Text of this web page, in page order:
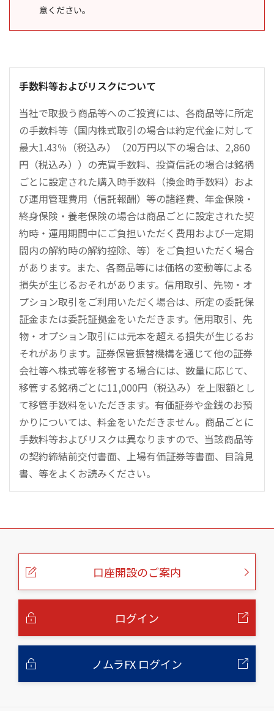
意ください。
手数料等およびリスクについて
当社で取扱う商品等へのご投資には、各商品等に所定
の手数料等（国内株式取引の場合は約定代金に対して
最大1.43％（税込み）（20万円以下の場合は、2,860
円（税込み））の売買手数料、投資信託の場合は銘柄
ごとに設定された購入時手数料（換金時手数料）およ
び運用管理費用（信託報酬）等の諸経費、年金保険・
終身保険・養老保険の場合は商品ごとに設定された契
約時・運用期間中にご負担いただく費用および一定期
間内の解約時の解約控除、等）をご負担いただく場合
があります。また、各商品等には価格の変動等による
損失が生じるおそれがあります。信用取引、先物・オ
プション取引をご利用いただく場合は、所定の委託保
証金または委託証拠金をいただきます。信用取引、先
物・オプション取引には元本を超える損失が生じるお
それがあります。証券保管振替機構を通じて他の証券
会社等へ株式等を移管する場合には、数量に応じて、
移管する銘柄ごとに11,000円（税込み）を上限額とし
て移管手数料をいただきます。有価証券や金銭のお預
かりについては、料金をいただきません。商品ごとに
手数料等およびリスクは異なりますので、当該商品等
の契約締結前交付書面、上場有価証券等書面、目論見
書、等をよくお読みください。
こ
口座開設のご案内
ログイン
ノムラFX ログイン